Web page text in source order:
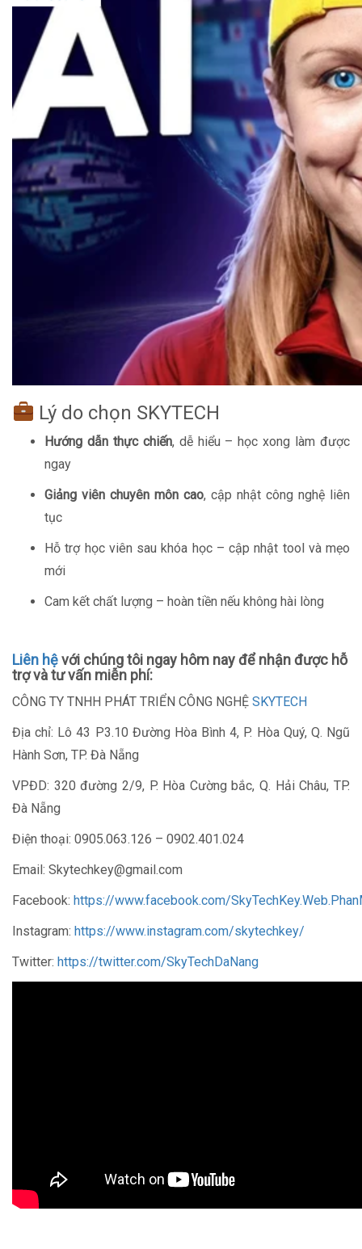
Lý do chọn SKYTECH
Hướng dẫn thực chiến, dễ hiểu – học xong làm được
ngay
Giảng viên chuyên môn cao, cập nhật công nghệ liên
tục
Hỗ trợ học viên sau khóa học – cập nhật tool và mẹo
mới
Cam kết chất lượng – hoàn tiền nếu không hài lòng
Liên hệvới chúng tôi ngay hôm nay để nhận được hỗ
trợ và tư vấn miễn phí:
CÔNG TY TNHH PHÁT TRIỂN CÔNG NGHỆ SKYTECH
Địa chỉ: Lô 43 P3.10 Đường Hòa Bình 4, P. Hòa Quý, Q. Ngũ
Hành Sơn, TP. Đà Nẵng
VPĐD: 320 đường 2/9, P. Hòa Cường bắc, Q. Hải Châu, TP.
Đà Nẵng
Điện thoại: 0905.063.126 – 0902.401.024
Email: Skytechkey@gmail.com
Facebook: https://www.facebook.com/
Instagram: https://www.instagram.com/skytechkey/
Twitter: https://twitter.com/SkyTechDaNang